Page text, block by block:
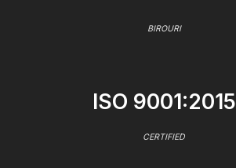
BIROURI
ISO 9001:2015
CERTIFIED